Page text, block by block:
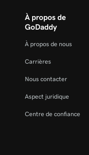
À propos de
GoDaddy
À propos de nous
Carrières
Nous contacter
Aspect juridique
Centre de confiance